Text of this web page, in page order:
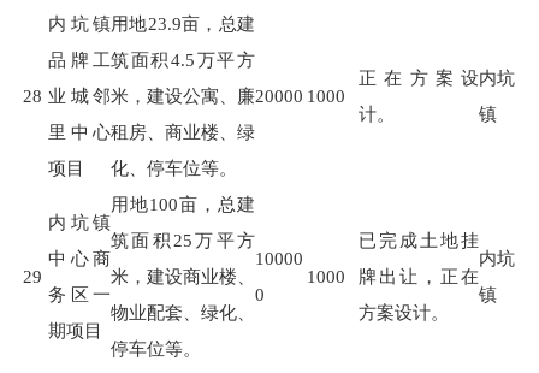
28
内坑镇
品牌工
业城邻
里中心
项目
用地23.9亩，总建
筑面积4.5万平方
米，建设公寓、廉
租房、商业楼、绿
化、停车位等。
20000 1000
正在方案设
计。
内坑
镇
29
内坑镇
中心商
务区一
期项目
用地100亩，总建
筑面积 25万平方
米，建设商业楼、
物业配套、绿化、
停车位等。
10000
0
1000
已完成土地挂
牌出让，正在
方案设计。
内坑
镇